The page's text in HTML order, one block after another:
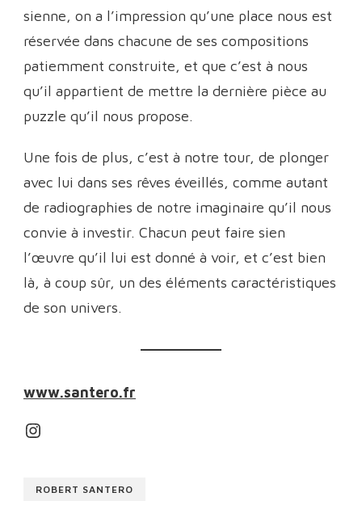
sienne, on a l’impression qu’une place nous est
réservée dans chacune de ses compositions
patiemment construite, et que c’est à nous
qu’il appartient de mettre la dernière pièce au
puzzle qu’il nous propose.
Une fois de plus, c’est à notre tour, de plonger
avec lui dans ses rêves éveillés, comme autant
de radiographies de notre imaginaire qu’il nous
convie à investir. Chacun peut faire sien
l’œuvre qu’il lui est donné à voir, et c’est bien
là, à coup sûr, un des éléments caractéristiques
de son univers.
www.santero.fr
Instagram
ROBERT SANTERO